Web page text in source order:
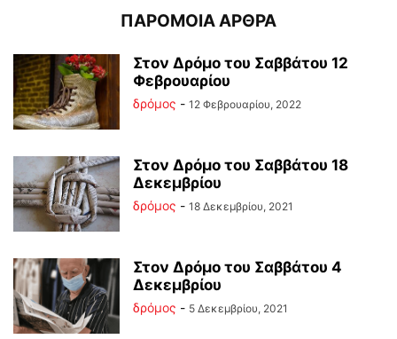
ΠΑΡΟΜΟΙΑ ΑΡΘΡΑ
Στον Δρόμο του Σαββάτου 12
Φεβρουαρίου
δρόμος - 12 Φεβρουαρίου, 2022
Στον Δρόμο του Σαββάτου 18
Δεκεμβρίου
δρόμος - 18 Δεκεμβρίου, 2021
Στον Δρόμο του Σαββάτου 4
Δεκεμβρίου
δρόμος - 5 Δεκεμβρίου, 2021